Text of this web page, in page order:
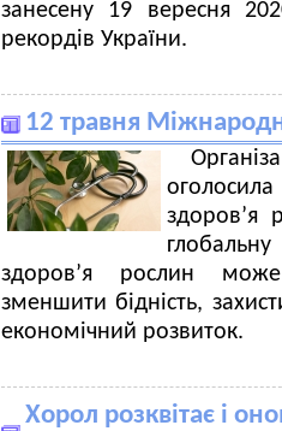
занесену 19 вересня
рекордів України.
12 травня
здоров’я
здоров’я рослин
зменшити бідність,
економічний розвиток.
Хорол розквітає і